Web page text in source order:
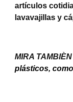
artículos
lavavajillas y
MIRA
plásticos,